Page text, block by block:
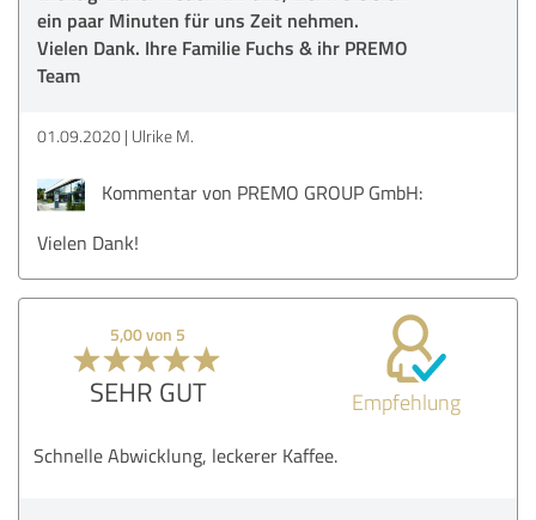
ein paar Minuten für uns Zeit nehmen.
Vielen Dank. Ihre Familie Fuchs & ihr PREMO
Team
01.09.2020 Ulrike M.
Kommentar von PREMO GROUP GmbH:
Vielen Dank!
5,00 von 5
SEHR GUT Empfehlung
Schnelle Abwicklung, leckerer Kaffee.